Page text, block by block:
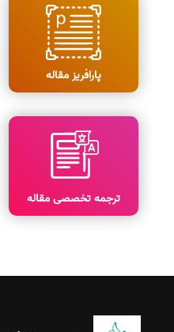
پارافریز مقاله
ترجمه تخصصی مقاله